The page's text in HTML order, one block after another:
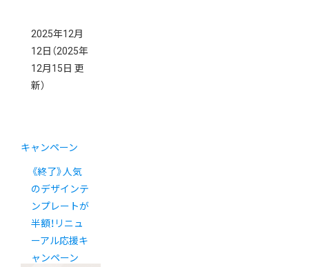
2025年12月
12日 （2025年
12月15日 更
新）
キャンペーン
《終了》人気
のデザインテ
ンプレートが
半額！リニュ
ーアル応援キ
ャンペーン